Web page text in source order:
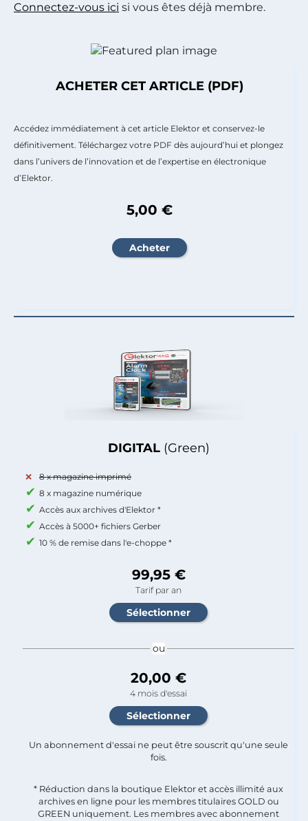
Connectez-vous ici si vous êtes déjà membre.
DIGITAL (Green)
8 x magazine imprimé
8 x magazine numérique
Accès aux archives d'Elektor *
Accès à 5000+ fichiers Gerber
10 % de remise dans l'e-choppe *
99,95 €
Tarif par an
ou
20,00 €
4 mois d'essai
Un abonnement d'essai ne peut être souscrit qu'une seule
fois.​
* Réduction dans la boutique Elektor et accès illimité aux
archives en ligne pour les membres titulaires GOLD ou
GREEN uniquement. Les membres avec abonnement
ACHETER CET ARTICLE (PDF)
Accédez immédiatement à cet article Elektor et conservez-le
définitivement. Téléchargez votre PDF dès aujourd’hui et plongez
dans l’univers de l’innovation et de l’expertise en électronique
d’Elektor.
5,00 €